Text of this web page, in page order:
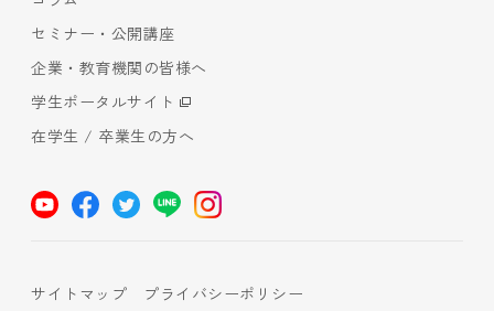
セミナー・公開講座
企業・教育機関の皆様へ
学生ポータルサイト
在学生 / 卒業生の方へ
サイトマップ
プライバシーポリシー